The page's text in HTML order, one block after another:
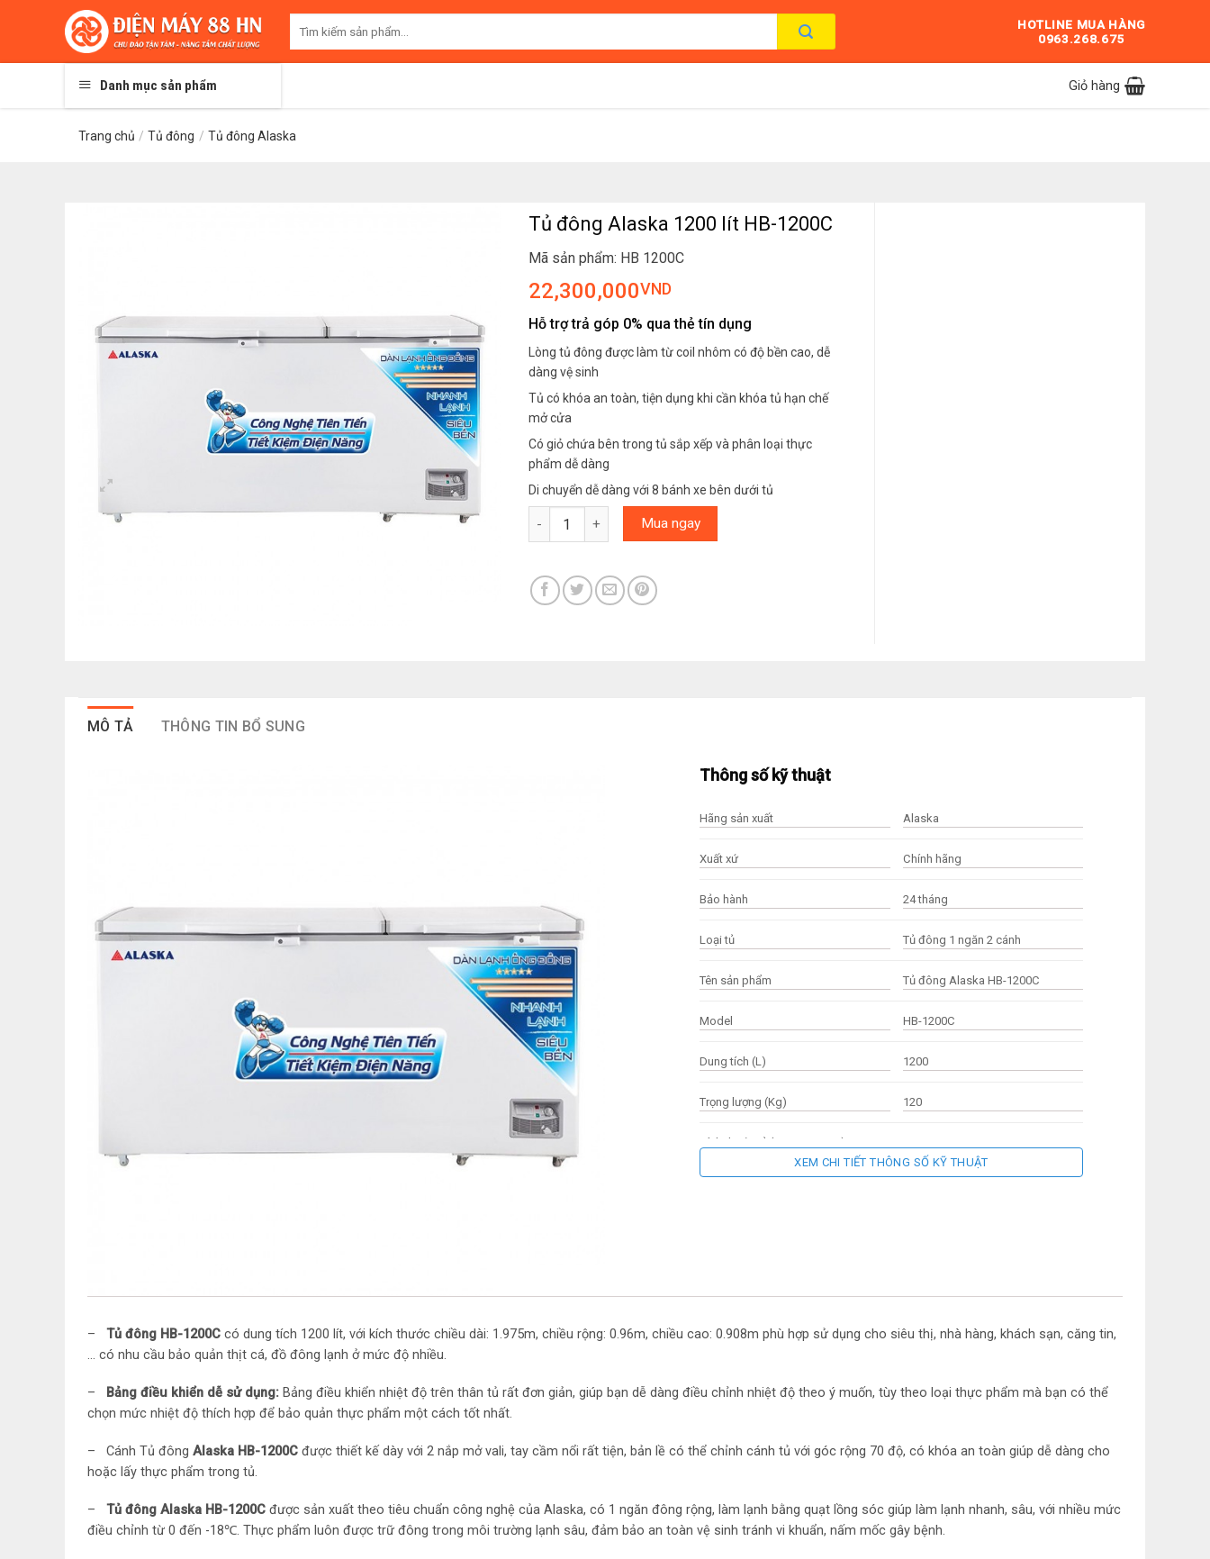
kiếm:
HOTLINE MUA HÀNG
0963.268.675
Danh mục sản phẩm Giỏ hàng
Trang chủ / Tủ đông / Tủ đông Alaska
Tủ đông Alaska 1200 lít HB-1200C
Mã sản phẩm: HB 1200C
22,300,000VND
Hỗ trợ trả góp 0% qua thẻ tín dụng
Lòng tủ đông được làm từ coil nhôm có độ bền cao, dễ
dàng vệ sinh
Tủ có khóa an toàn, tiện dụng khi cần khóa tủ hạn chế
mở cửa
Có giỏ chứa bên trong tủ sắp xếp và phân loại thực
phẩm dễ dàng
Di chuyển dễ dàng với 8 bánh xe bên dưới tủ
Tủ đông Alaska 1200 lít HB-1200C số lượng
Mua ngay
MÔ TẢ THÔNG TIN BỔ SUNG
Thông số kỹ thuật
Hãng sản xuất Alaska
Xuất xứ Chính hãng
Bảo hành 24 tháng
Loại tủ Tủ đông 1 ngăn 2 cánh
Tên sản phẩm Tủ đông Alaska HB-1200C
Model HB-1200C
Dung tích (L) 1200
Trọng lượng (Kg) 120
Kích thước tủ (D x R x C mm)
Nhiệt độ ngăn đông ≤ -18℃
Khóa tủ Có
XEM CHI TIẾT THÔNG SỐ KỸ THUẬT
– Tủ đông HB-1200C có dung tích 1200 lít, với kích thước chiều dài: 1.975m, chiều rộng: 0.96m, chiều cao: 0.908m phù hợp sử dụng cho siêu thị, nhà hàng, khách sạn, căng tin,
… có nhu cầu bảo quản thịt cá, đồ đông lạnh ở mức độ nhiều.
– Bảng điều khiển dễ sử dụng: Bảng điều khiển nhiệt độ trên thân tủ rất đơn giản, giúp bạn dễ dàng điều chỉnh nhiệt độ theo ý muốn, tùy theo loại thực phẩm mà bạn có thể
chọn mức nhiệt độ thích hợp để bảo quản thực phẩm một cách tốt nhất.
– Cánh Tủ đông Alaska HB-1200C được thiết kế dày với 2 nắp mở vali, tay cầm nổi rất tiện, bản lề có thể chỉnh cánh tủ với góc rộng 70 độ, có khóa an toàn giúp dễ dàng cho
hoặc lấy thực phẩm trong tủ.
– Tủ đông Alaska HB-1200C được sản xuất theo tiêu chuẩn công nghệ của Alaska, có 1 ngăn đông rộng, làm lạnh bằng quạt lồng sóc giúp làm lạnh nhanh, sâu, với nhiều mức
điều chỉnh từ 0 đến -18℃. Thực phẩm luôn được trữ đông trong môi trường lạnh sâu, đảm bảo an toàn vệ sinh tránh vi khuẩn, nấm mốc gây bệnh.